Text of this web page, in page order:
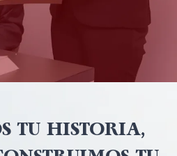
TU HISTORIA,